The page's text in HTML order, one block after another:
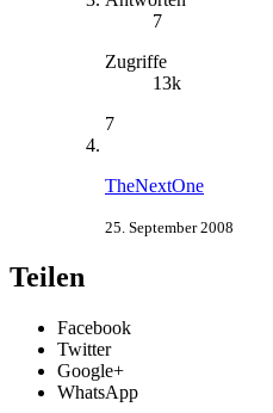
7
Zugriffe
13k
7
TheNextOne
25. September 2008
Teilen
Facebook
Twitter
Google+
WhatsApp